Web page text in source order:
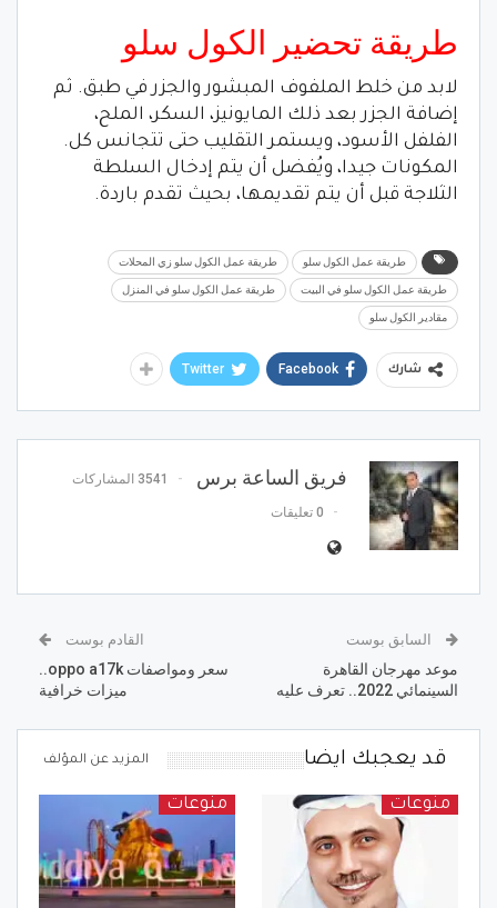
طريقة تحضير الكول سلو
لابد من خلط الملفوف المبشور والجزر في طبق. ثم
إضافة الجزر بعد ذلك المايونيز، السكر، الملح،
الفلفل الأسود، ويستمر التقليب حتى تتجانس كل.
المكونات جيدا، ويُفضل أن يتم إدخال السلطة
الثلاجة قبل أن يتم تقديمها، بحيث تقدم باردة.
طريقة عمل الكول سلو طريقة عمل الكول سلو زي المحلات
طريقة عمل الكول سلو في البيت طريقة عمل الكول سلو في المنزل
مقادير الكول سلو
شارك Facebook
Twitter
فريق الساعة برس 3541 المشاركات
0 تعليقات
السابق بوست
موعد مهرجان القاهرة
السينمائي 2022.. تعرف عليه
القادم بوست
سعر ومواصفات oppo a17k..
ميزات خرافية
قد يعجبك ايضا المزيد عن المؤلف
منوعات منوعات